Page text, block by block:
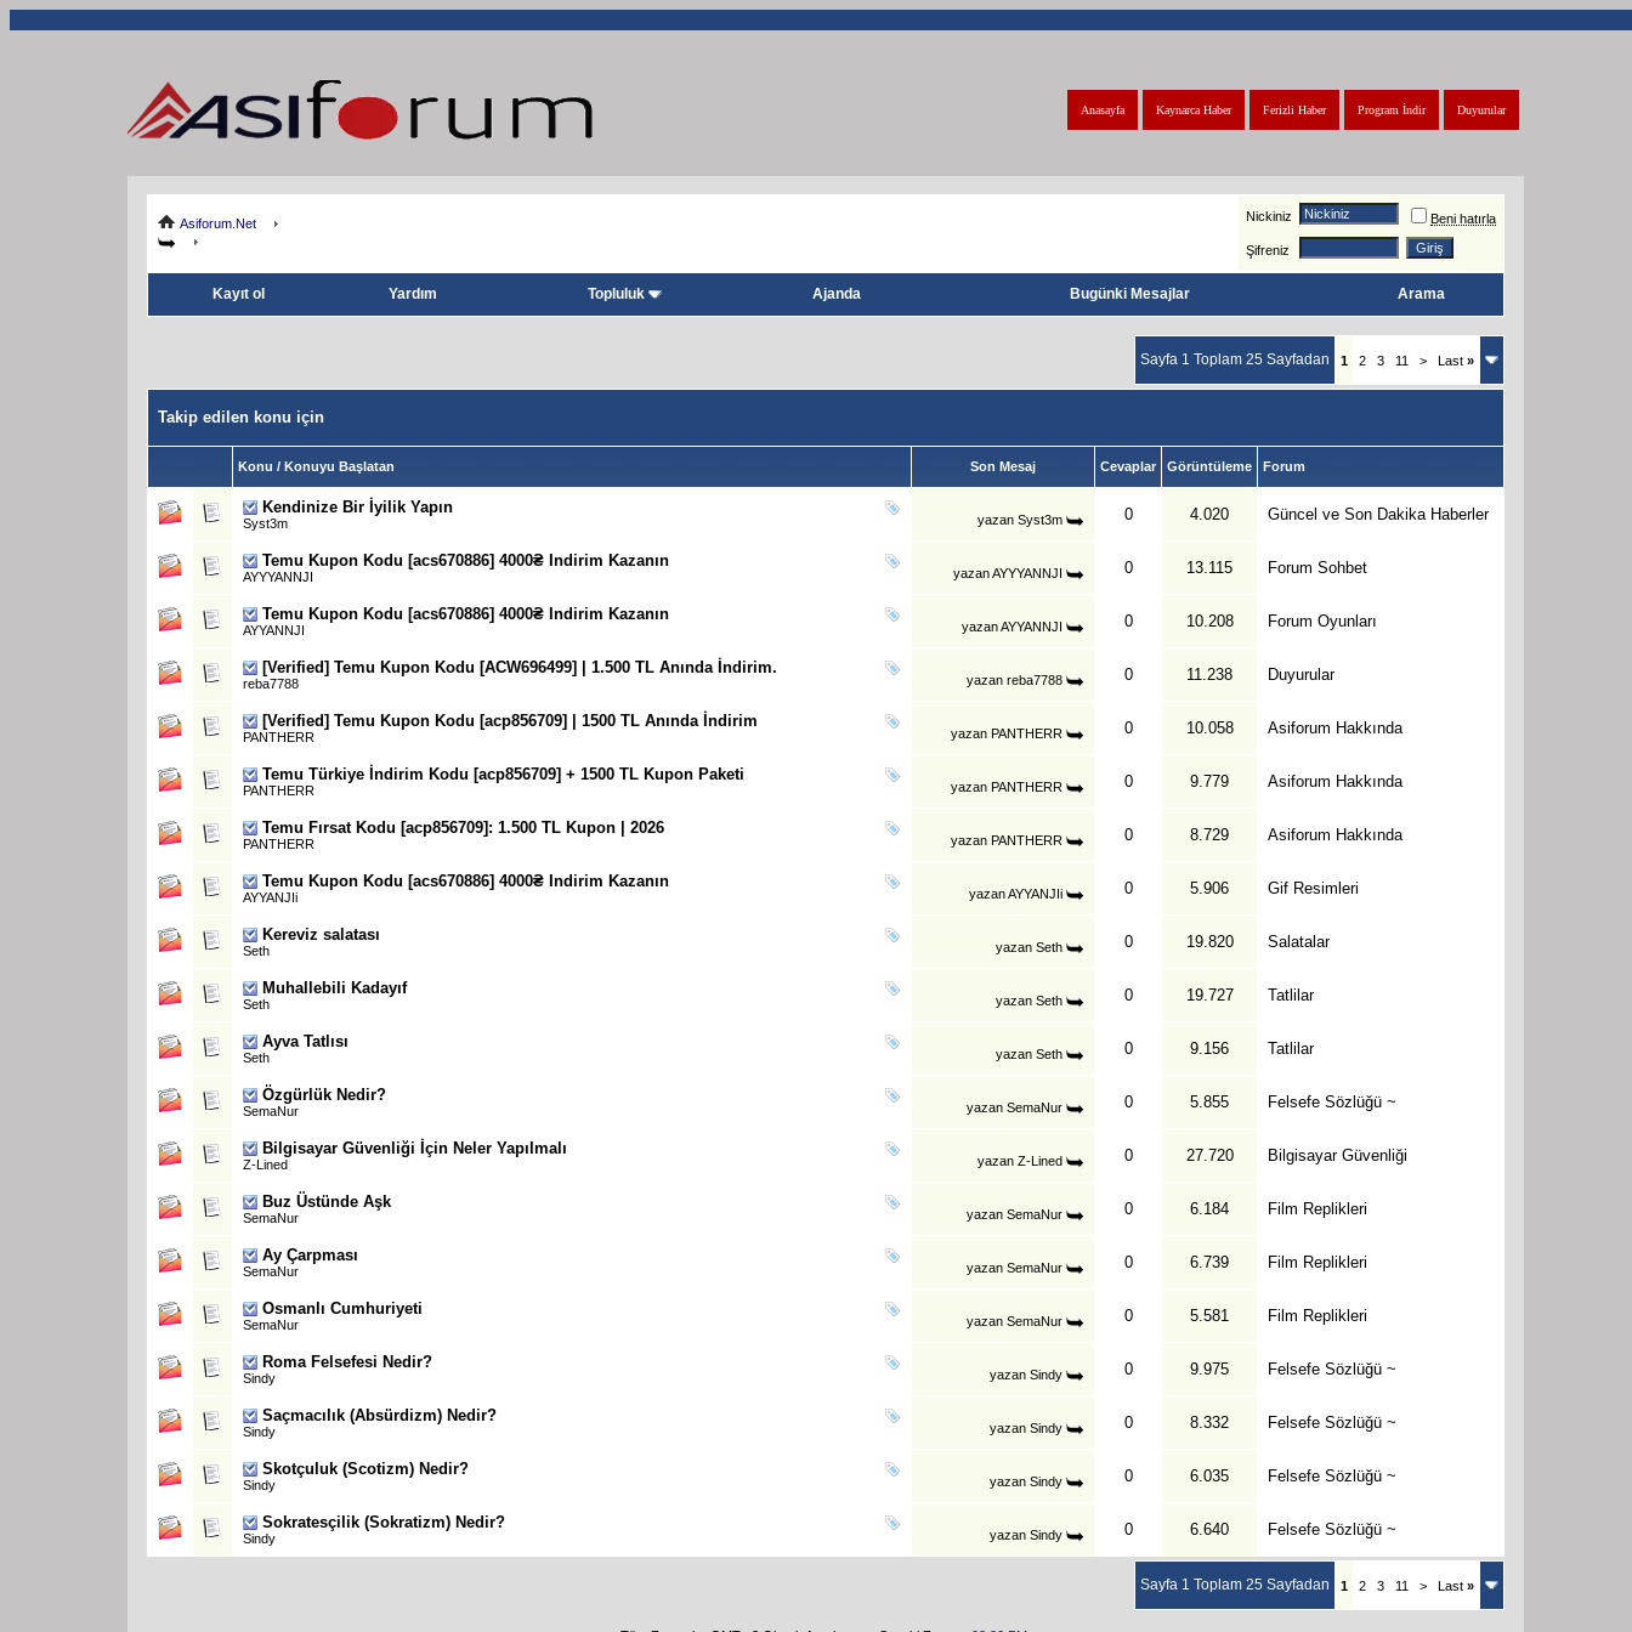
Duyurular
Program İndir
Ferizli Haber
Kaynarca Haber
Anasayfa
Asiforum.Net Nickiniz Beni hatırla
Şifreniz
Kayıt ol Yardım Topluluk Ajanda Bugünki Mesajlar Arama
Sayfa 1 Toplam 25 Sayfadan 1 2 3 11 > Last »
Takip edilen konu için
Konu / Konuyu Başlatan Son Mesaj Cevaplar Görüntüleme Forum
Kendinize Bir İyilik Yapın
Syst3m yazan Syst3m 0 4.020 Güncel ve Son Dakika Haberler
Temu Kupon Kodu [acs670886] 4000₴ Indirim Kazanın
AYYYANNJI yazanAYYYANNJI 0 13.115 Forum Sohbet
Temu Kupon Kodu [acs670886] 4000₴ Indirim Kazanın
AYYANNJI yazanAYYANNJI 0 10.208 Forum Oyunları
[Verified] Temu Kupon Kodu [ACW696499] | 1.500 TL Anında İndirim.
reba7788 yazan reba7788 0 11.238 Duyurular
[Verified] Temu Kupon Kodu [acp856709] | 1500 TL Anında İndirim
PANTHERR yazan PANTHERR 0 10.058 Asiforum Hakkında
Temu Türkiye İndirim Kodu [acp856709] + 1500 TL Kupon Paketi
PANTHERR yazan PANTHERR 0 9.779 Asiforum Hakkında
Temu Fırsat Kodu [acp856709]: 1.500 TL Kupon | 2026
PANTHERR yazan PANTHERR 0 8.729 Asiforum Hakkında
Temu Kupon Kodu [acs670886] 4000₴ Indirim Kazanın
AYYANJIi yazanAYYANJIi 0 5.906 Gif Resimleri
Kereviz salatası
Seth yazan Seth 0 19.820 Salatalar
Muhallebili Kadayıf
Seth yazan Seth 0 19.727 Tatlilar
Ayva Tatlısı
Seth yazan Seth 0 9.156 Tatlilar
Özgürlük Nedir?
SemaNur yazan SemaNur 0 5.855 Felsefe Sözlüğü ~
Bilgisayar Güvenliği İçin Neler Yapılmalı
Z-Lined yazan Z-Lined 0 27.720 Bilgisayar Güvenliği
Buz Üstünde Aşk
SemaNur yazan SemaNur 0 6.184 Film Replikleri
Ay Çarpması
SemaNur yazan SemaNur 0 6.739 Film Replikleri
Osmanlı Cumhuriyeti
SemaNur yazan SemaNur 0 5.581 Film Replikleri
Roma Felsefesi Nedir?
Sindy yazan Sindy 0 9.975 Felsefe Sözlüğü ~
Saçmacılık (Absürdizm) Nedir?
Sindy yazan Sindy 0 8.332 Felsefe Sözlüğü ~
Skotçuluk (Scotizm) Nedir?
Sindy yazan Sindy 0 6.035 Felsefe Sözlüğü ~
Sokratesçilik (Sokratizm) Nedir?
Sindy yazan Sindy 0 6.640 Felsefe Sözlüğü ~
Sayfa 1 Toplam 25 Sayfadan 1 2 3 11 > Last »